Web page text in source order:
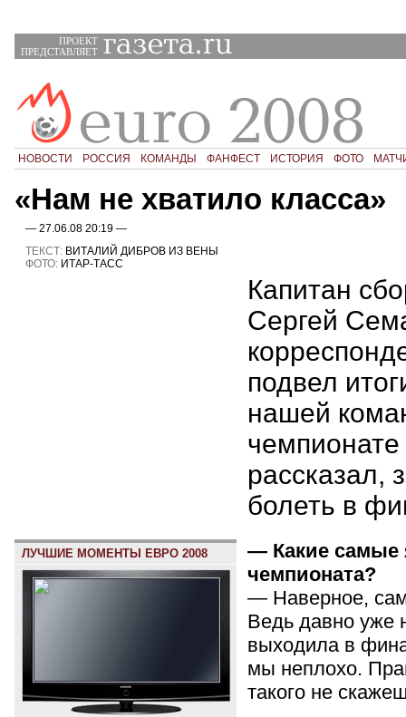
ПРОЕКТ
ПРЕДСТАВЛЯЕТ
НОВОСТИ РОССИЯ КОМАНДЫ ФАНФЕСТ ИСТОРИЯ ФОТО
«Нам не хватило класса»
— 27.06.08 20:19 —
ТЕКСТ: ВИТАЛИЙ ДИБРОВ ИЗ ВЕНЫ
ФОТО: ИТАР-ТАСС
Капитан
Сергей
подвел
нашей
рассказал,
болеть в
ЛУЧШИЕ МОМЕНТЫ ЕВРО 2008
— Какие самые
чемпионата?
— Наверное,
Ведь давно уже
выходила в
мы неплохо.
такого не